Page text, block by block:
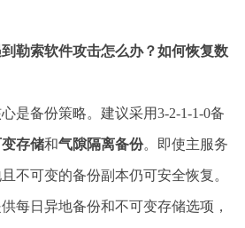
勒索软件攻击怎么办？如何恢复数
是备份策略。建议采用3-2-1-1-0备
存储和气隙隔离备份。即使主服务
不可变的备份副本仍可安全恢复。
每日异地备份和不可变存储选项，